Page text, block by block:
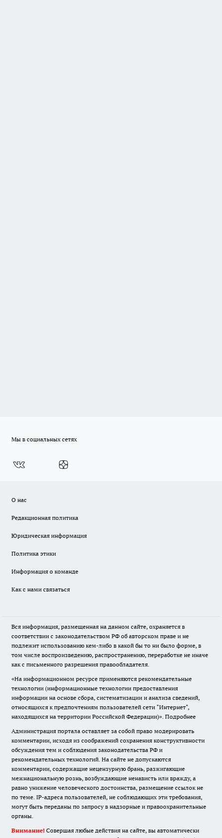
Мы в социальных сетях
О нас
Редакционная политика
Юридическая информация
Политика этики
Информация о команде
Как с нами связаться
Вся информация, размещенная на данном сайте, охраняется в
соответствии с законодательством РФ об авторском праве и не
подлежит использованию кем-либо в какой бы то ни было форме, в
том числе воспроизведению, распространению, переработке не иначе
как с письменного разрешения правообладателя.
«На информационном ресурсе применяются рекомендательные
технологии (информационные технологии предоставления
информации на основе сбора, систематизации и анализа сведений,
относящихся к предпочтениям пользователей сети "Интернет",
находящихся на территории Российской Федерации)». Подробнее
Администрация портала оставляет за собой право модерировать
комментарии, исходя из соображений сохранения конструктивности
обсуждения тем и соблюдения законодательства РФ и
рекомендательных технологий. На сайте не допускаются
комментарии, содержащие нецензурную брань, разжигающие
межнациональную рознь, возбуждающие ненависть или вражду, а
равно унижение человеческого достоинства, размещение ссылок не
по теме. IP-адреса пользователей, не соблюдающих эти требования,
могут быть переданы по запросу в надзорные и правоохранительные
органы.
Внимание! Совершая любые действия на сайте, вы автоматически